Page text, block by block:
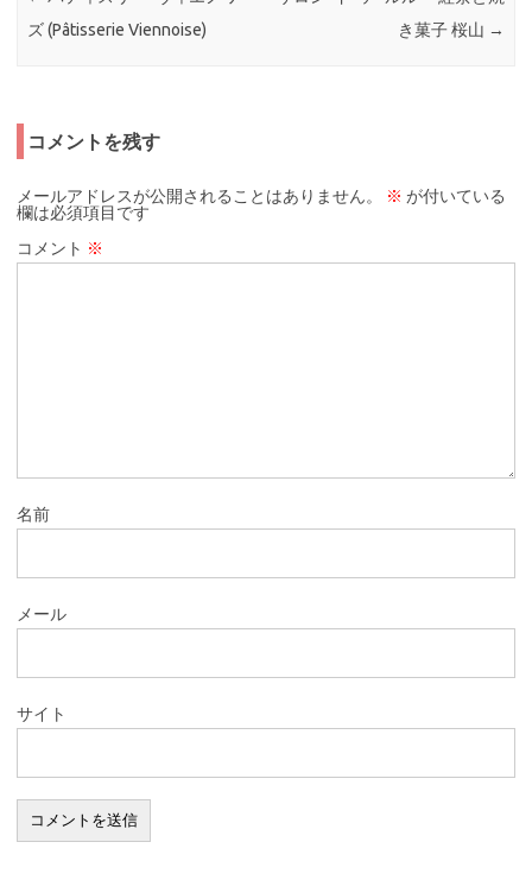
ズ (Pâtisserie Viennoise)
き菓子 桜山 →
コメントを残す
メールアドレスが公開されることはありません。 ※ が付いている
欄は必須項目です
コメント ※
名前
メール
サイト